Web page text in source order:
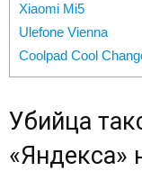
Xiaomi Mi5
Ulefone Vienna
Coolpad Cool
Убийца
«Яндекса»